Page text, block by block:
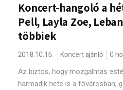
Koncert-hangoló a
Pell, Layla Zoe,
többiek
2018.10.16. Koncert ajánló 0
Az biztos, hogy mozgalmas
harmadik hete is a fővárosban,